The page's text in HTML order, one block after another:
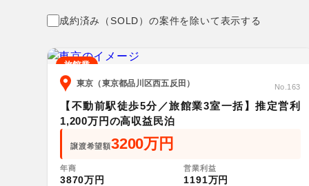
成約済み（SOLD）の案件を除いて表示する
旅館業
東京（東京都品川区西五反田）
No.163
【不動前駅徒歩5分／旅館業3室一括】推定営利
1,200万円の高収益民泊
譲渡希望額3200万円
年商
3870万円
営業利益
1191万円